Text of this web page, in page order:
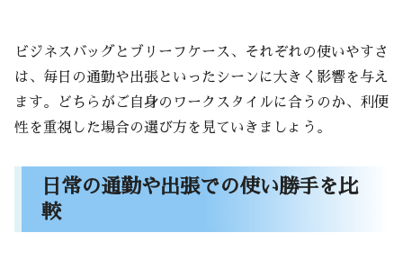
ビジネスバッグとブリーフケース、それぞれの使いやすさ
は、毎日の通勤や出張といったシーンに大きく影響を与え
ます。どちらがご自身のワークスタイルに合うのか、利便
性を重視した場合の選び方を見ていきましょう。
日常の通勤や出張での使い勝手を比
較